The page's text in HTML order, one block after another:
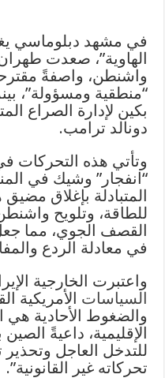
في مشهد دبلوماسي
الهاوية”، صعدت
واشنطن، واصفةً
“منطقية ومسؤولة”،
بكين لإدارة الصراع
دونالد ترامب.
وتأتي هذه التحركات
“انفجار” وشيك في
المتبادلة بإغلاق
للطاقة، وتلويح
القصف الجوي، مما
في معادلة الردع
واعتبرت الخارجية
السياسات الأمريكية
والضغوط الأحادية
الإقليمية، داعيةً
للتدخل العاجل
تحركاته غير القانونية”.